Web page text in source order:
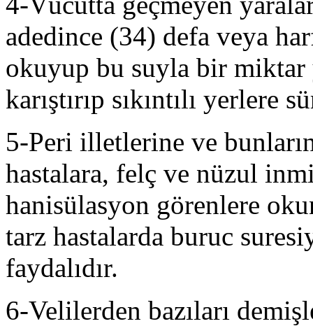
adedince (34) defa veya
okuyup bu suyla bir miktar
karıştırıp sıkıntılı yerlere
5-Peri illetlerine ve
hastalara, felç ve nüzul
hanisülasyon görenlere
tarz hastalarda buruc
faydalıdır.
6-Velilerden bazıları